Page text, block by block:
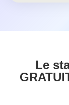
Le